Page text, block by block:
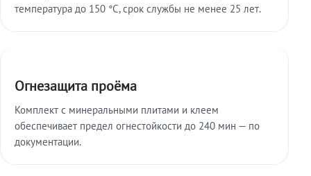
температура до 150 °C, срок службы не менее 25 лет.
Огнезащита проёма
Комплект с минеральными плитами и клеем
обеспечивает предел огнестойкости до 240 мин — по
документации.